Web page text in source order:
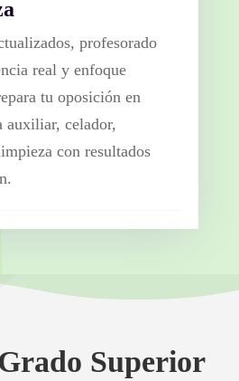
profesorado
real y enfoque
tu oposición en
auxiliar, celador,
con resultados
Superior